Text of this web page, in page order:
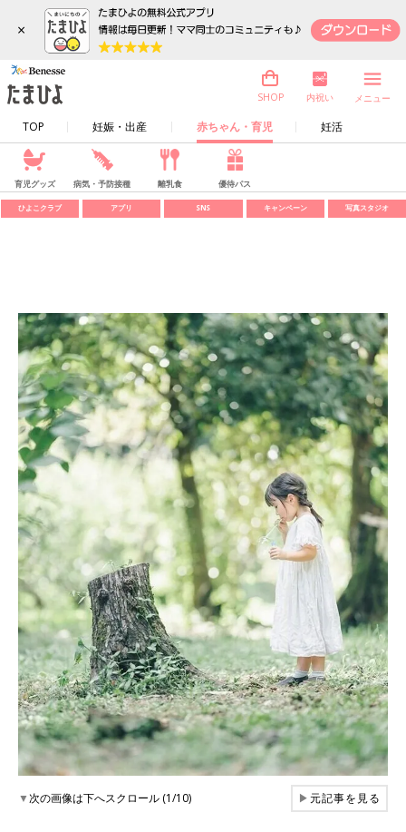
×
TOP 妊娠・出産 赤ちゃん・育児 妊活
SHOP 内祝い メニュー
育児グッズ 病気・予防接種 離乳食 優待パス
ひよこクラブ アプリ SNS キャンペーン 写真スタジオ
▼次の画像は下へスクロール (1/10) ▶元記事を見る